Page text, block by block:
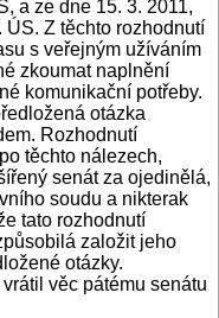
a ze dne 15. 3. 2011,
ÚS. Z těchto rozhodnutí
s veřejným užíváním
zkoumat naplnění
komunikační potřeby.
otázka
Rozhodnutí
těchto nálezech,
senát za ojedinělá,
soudu a nikterak
tato rozhodnutí
založit jeho
otázky.
věc pátému senátu